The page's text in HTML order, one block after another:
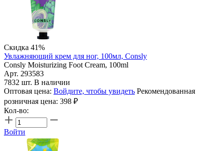
Скидка 41%
Увлажняющий крем для ног, 100мл, Consly
Consly Moisturizing Foot Cream, 100ml
Арт. 293583
7832 шт. В наличии
Оптовая цена: Войдите, чтобы увидеть Рекомендованная
розничная цена: 398 ₽
Кол-во:
Войти